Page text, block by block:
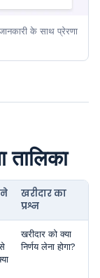
के साथ प्रेरणा
तालिका
खरीदार का
प्रश्न
खरीदार को क्या
निर्णय लेना होगा?